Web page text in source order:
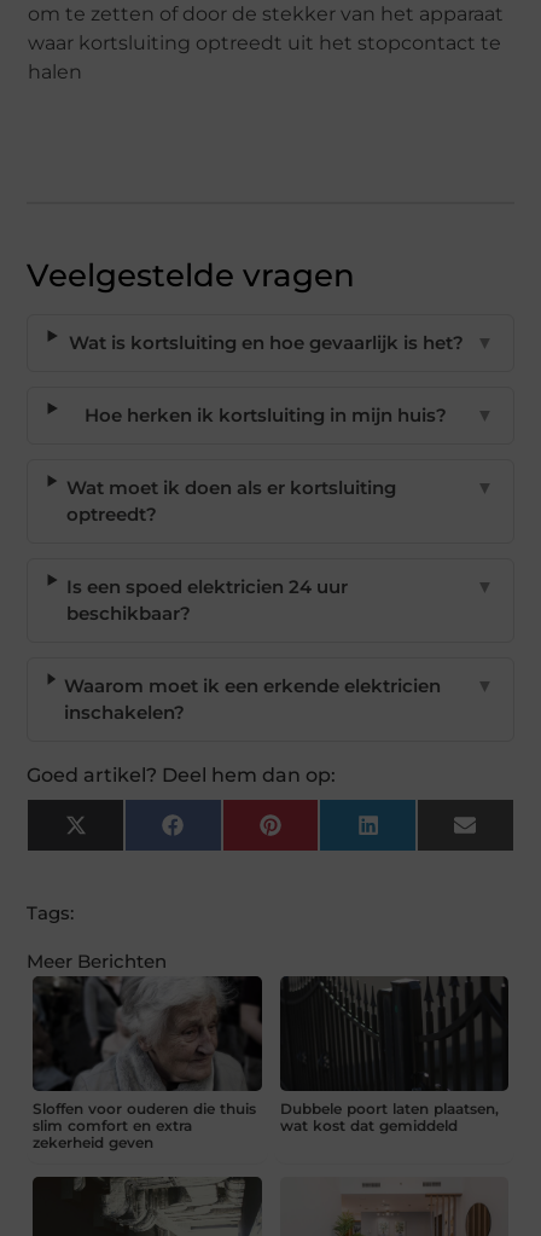
om te zetten of door de stekker van het apparaat
waar kortsluiting optreedt uit het stopcontact te
halen
Veelgestelde vragen
Wat is kortsluiting en hoe gevaarlijk is het? ▼
Hoe herken ik kortsluiting in mijn huis? ▼
Wat moet ik doen als er kortsluiting
optreedt?
▼
Is een spoed elektricien 24 uur
beschikbaar?
▼
Waarom moet ik een erkende elektricien
inschakelen?
▼
Goed artikel? Deel hem dan op:
X
(Twitter)
FacebookPinterest LinkedIn Email
Tags:
Meer Berichten
Sloffen voor ouderen die thuis
slim comfort en extra
zekerheid geven
Dubbele poort laten plaatsen,
wat kost dat gemiddeld